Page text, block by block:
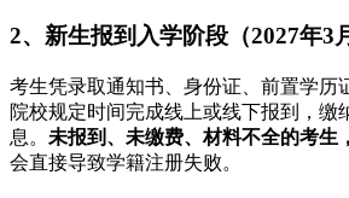
2、新生报到入学阶段（2027年3
考生凭录取通知书、身份证、前置学历
院校规定时间完成线上或线下报到，缴
息。 未报到、未缴费、材料不全的考生
会直接导致学籍注册失败。